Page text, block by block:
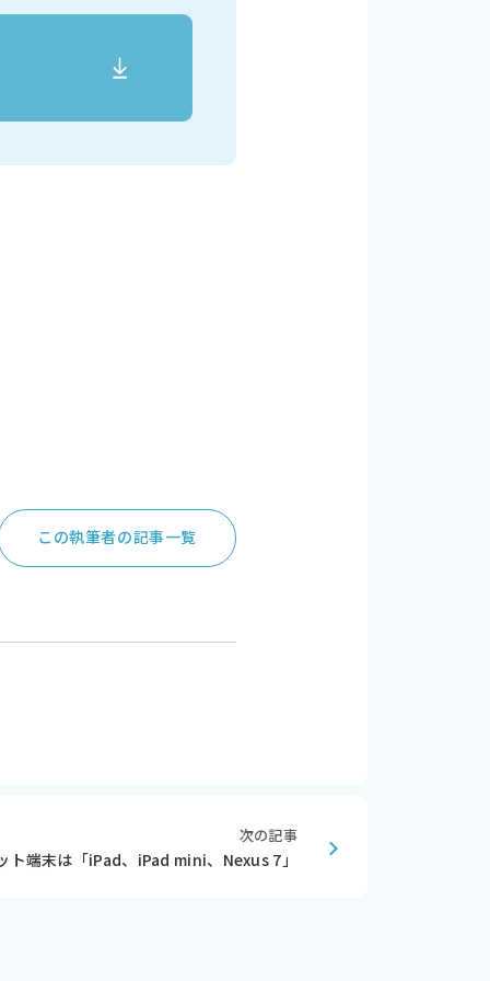
この執筆者の記事一覧
次の記事
ト端末は「iPad、iPad mini、Nexus 7」